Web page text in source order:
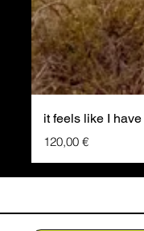
it feels like I
Prezzo
120,00 €